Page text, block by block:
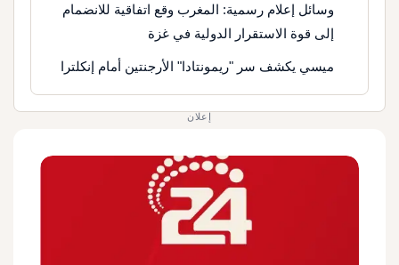
وسائل إعلام رسمية: المغرب وقع اتفاقية للانضمام
إلى قوة الاستقرار الدولية في غزة
ميسي يكشف سر "ريمونتادا" الأرجنتين أمام إنكلترا
إعلان